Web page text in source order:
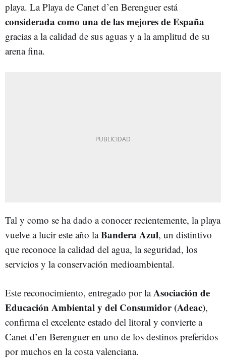
playa. La Playa de Canet d’en Berenguer está
considerada como una de las mejores de España
gracias a la calidad de sus aguas y a la amplitud de su
arena fina.
Tal y como se ha dado a conocer recientemente, la playa
vuelve a lucir este año laBandera Azul, un distintivo
que reconoce la calidad del agua, la seguridad, los
servicios y la conservación medioambiental.
Este reconocimiento, entregado por laAsociación de
Educación Ambiental y del Consumidor (Adeac),
confirma el excelente estado del litoral y convierte a
Canet d’en Berenguer en uno de los destinos preferidos
por muchos en la costa valenciana.